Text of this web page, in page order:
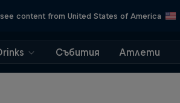
content from United States of America
Събития Атлети